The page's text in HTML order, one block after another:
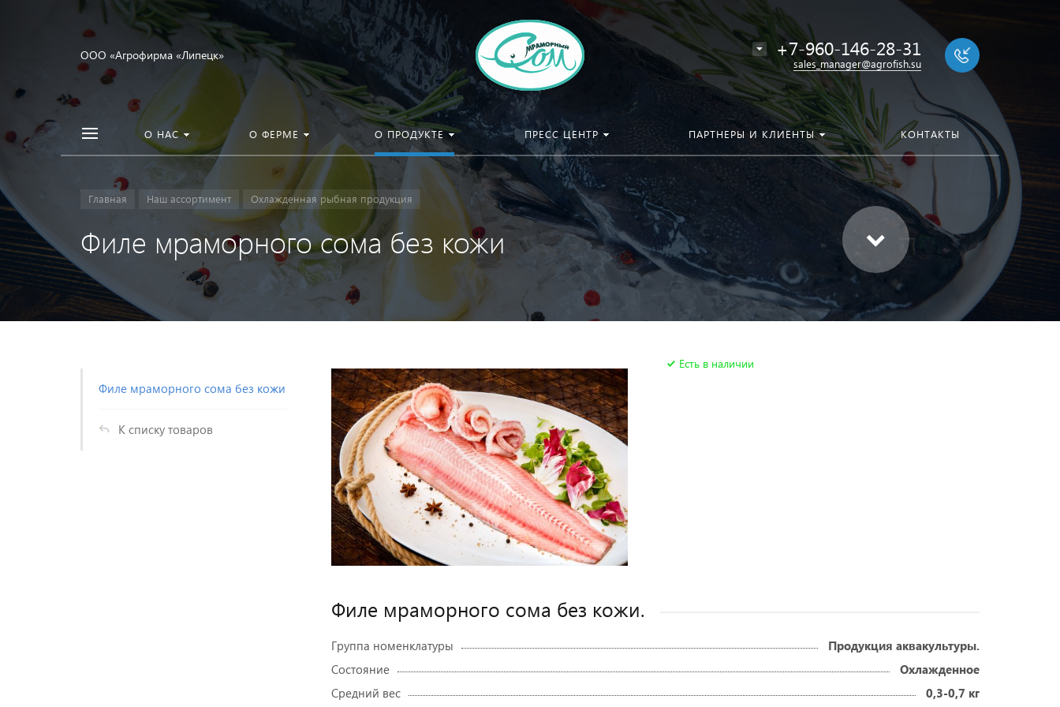
ООО «Агрофирма «Липецк» +7-960-146-28-31
sales_manager@agrofish.su
О НАС О ФЕРМЕ О ПРОДУКТЕ ПРЕСС ЦЕНТР ПАРТНЕРЫ И КЛИЕНТЫ КОНТАКТЫ
Главная Наш ассортимент Охлажденная рыбная продукция
Филе мраморного сома без кожи
Филе мраморного сома без кожи
К списку товаров
Есть в наличии
Филе мраморного сома без кожи.
Группа номенклатуры
Продукция аквакультуры.
Состояние
Охлажденное
Средний вес
0,3-0,7 кг